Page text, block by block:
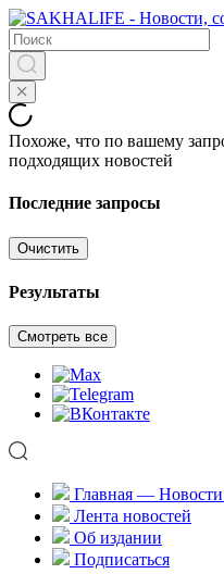
Похоже, что по вашему
подходящих новостей
Последние запросы
Очистить
Результаты
Смотреть все
Главная —
Лента новостей
Об издании
Подписаться